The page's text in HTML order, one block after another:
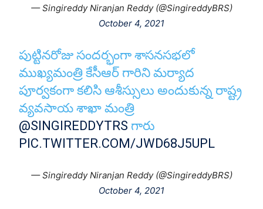
— Singireddy Niranjan Reddy (@SingireddyBRS)
October 4, 2021
పుట్టినరోజు సందర్భంగా శాసనసభలో
ముఖ్యమంత్రి కేసీఆర్ గారిని మర్యాద
పూర్వకంగా కలిసి ఆశీస్సులు అందుకున్న రాష్ట్ర
వ్యవసాయ శాఖా మంత్రి
@SINGIREDDYTRS గారు
PIC.TWITTER.COM/JWD68J5UPL
— Singireddy Niranjan Reddy (@SingireddyBRS)
October 4, 2021